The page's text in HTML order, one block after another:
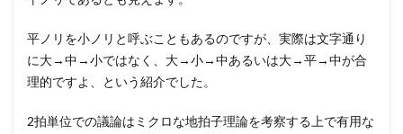
平ノリを小ノリと呼ぶこともあるのですが、実際は文字通り
に大→中→小ではなく、大→小→中あるいは大→平→中が合
理的ですよ、という紹介でした。
2拍単位での議論はミクロな地拍子理論を考察する上で有用な